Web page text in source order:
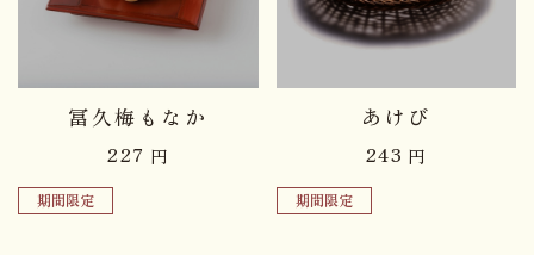
品切れ中
冨久梅もなか
227 円
期間限定
品切れ中
あけび
243 円
期間限定